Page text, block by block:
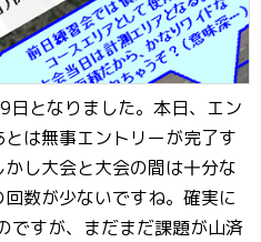
となりました。本日、エン
は無事エントリーが完了す
し大会と大会の間は十分な
数が少ないですね。確実に
ですが、まだまだ課題が山済